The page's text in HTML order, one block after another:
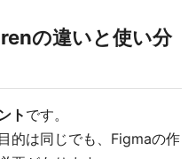
の違いと使い分
ト です。
的は同じでも、Figmaの作